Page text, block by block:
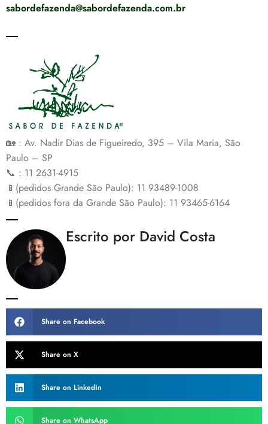
sabordefazenda@sabordefazenda.com.br
🏡 : Av. Nadir Dias de Figueiredo, 395 – Vila Maria, São
Paulo – SP
📞 : 11 2631-4915
📱(pedidos Grande São Paulo): 11 93489-1008
📱(pedidos fora da Grande São Paulo): 11 93465-6164
Escrito por David Costa
Share on Facebook
Share on X
Share on LinkedIn
Share on WhatsApp